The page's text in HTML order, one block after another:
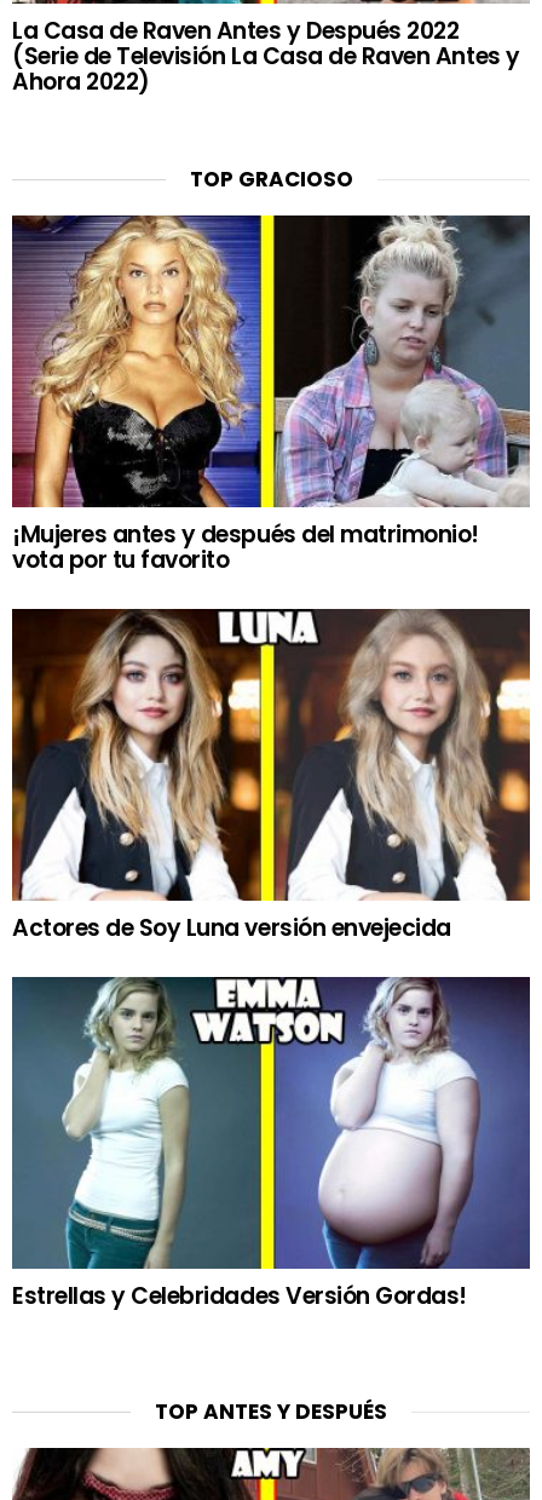
La Casa de Raven Antes y Después 2022
(Serie de Televisión La Casa de Raven Antes y
Ahora 2022)
TOP GRACIOSO
¡Mujeres antes y después del matrimonio!
vota por tu favorito
Actores de Soy Luna versión envejecida
Estrellas y Celebridades Versión Gordas!
TOP ANTES Y DESPUÉS